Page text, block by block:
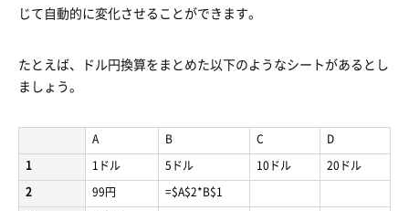
じて自動的に変化させることができます。
たとえば、ドル円換算をまとめた以下のようなシートがあるとし
ましょう。
A B C D
1 1ドル 5ドル 10ドル 20ドル
2 99円 =$A$2*B$1